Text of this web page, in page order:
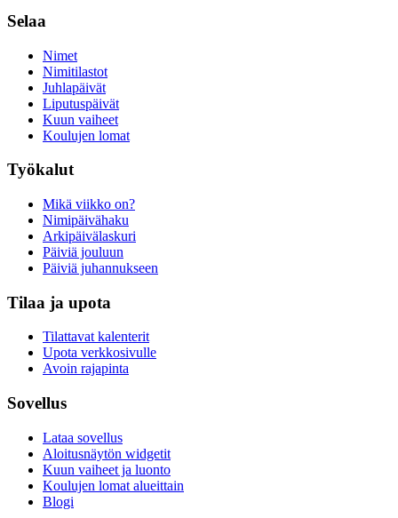
Selaa
Nimet
Nimitilastot
Juhlapäivät
Liputuspäivät
Kuun vaiheet
Koulujen lomat
Työkalut
Mikä viikko on?
Nimipäivähaku
Arkipäivälaskuri
Päiviä jouluun
Päiviä juhannukseen
Tilaa ja upota
Tilattavat kalenterit
Upota verkkosivulle
Avoin rajapinta
Sovellus
Lataa sovellus
Aloitusnäytön widgetit
Kuun vaiheet ja luonto
Koulujen lomat alueittain
Blogi